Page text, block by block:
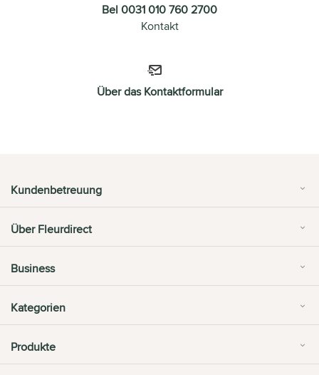
Bel 0031 010 760 2700
Kontakt
Über das Kontaktformular
Kundenbetreuung
Über Fleurdirect
Business
Kategorien
Produkte